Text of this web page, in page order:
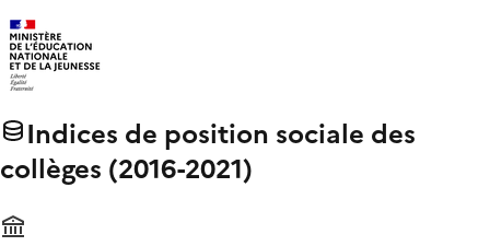
Indices de position sociale des
collèges (2016-2021)